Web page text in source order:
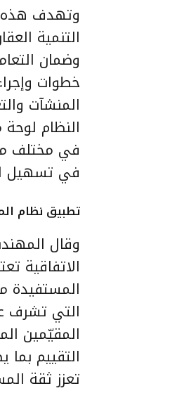
وتهدف هذه
التنمية
وضمان
خطوات
المنشآت
النظام
في مختلف
في تسهيل
تطبيق نظام
وقال
الاتفاقية
المستفيدة
التي تشرف
المقيّمين
التقييم
تعزز ثقة